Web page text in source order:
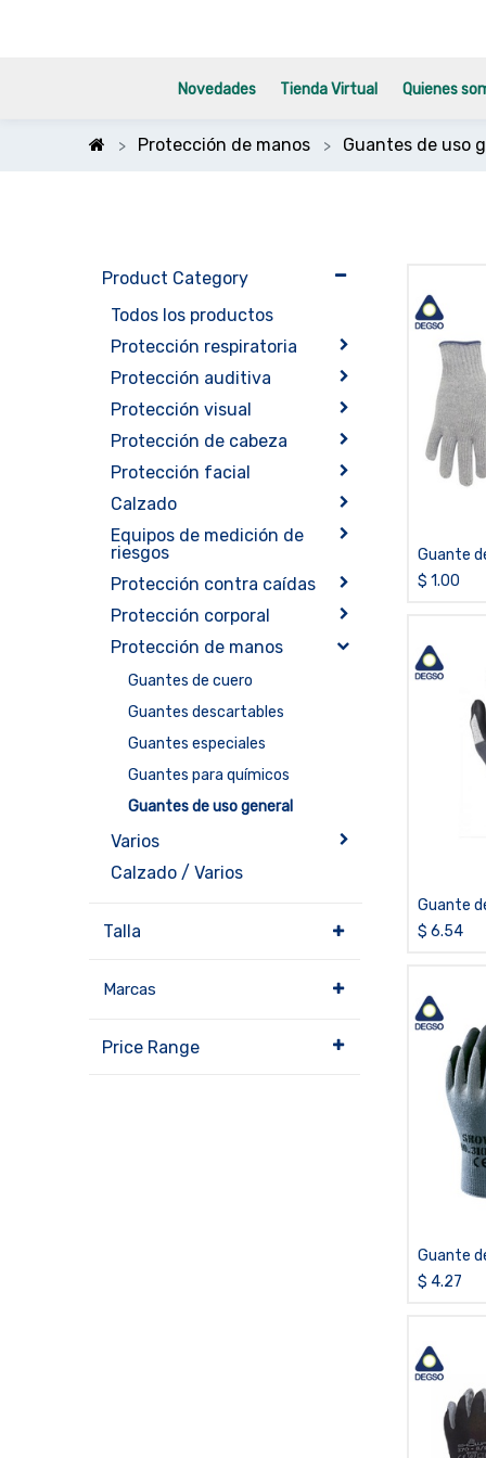
Novedades Tienda Virtual Quienes
Protección de manos Guantes de uso
Product Category
Todos los productos
Protección respiratoria
Protección auditiva
Protección visual
Protección de cabeza
Protección facial
Calzado
Equipos de medición de
riesgos
Protección contra caídas
Protección corporal
Protección de manos
Guantes de cuero
Guantes descartables
Guantes especiales
Guantes para químicos
Guantes de uso general
Varios
Calzado / Varios
Talla
Marcas
Price Range
Guante
hilos
$ 1.00
Guante
palma de
$ 6.54
Guante
palma de
$ 4.27